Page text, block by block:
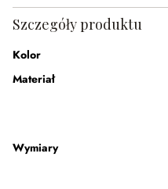
Szczegóły produktu
Kolor
Materiał
Wymiary